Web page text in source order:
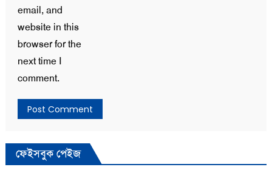
email, and
website in this
browser for the
next time I
comment.
ফেইসবুক পেইজ